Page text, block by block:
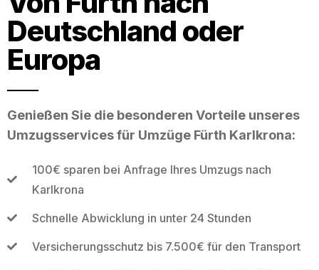
Deutschland oder
Europa
Genießen Sie die besonderen Vorteile unseres
Umzugsservices für Umzüge Fürth Karlkrona:
100€ sparen bei Anfrage Ihres Umzugs nach
Karlkrona
Schnelle Abwicklung in unter 24 Stunden
Versicherungsschutz bis 7.500€ für den Transport